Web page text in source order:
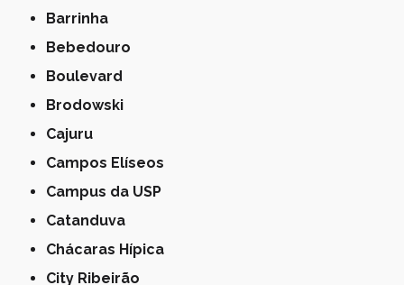
Barrinha
Bebedouro
Boulevard
Brodowski
Cajuru
Campos Elíseos
Campus da USP
Catanduva
Chácaras Hípica
City Ribeirão